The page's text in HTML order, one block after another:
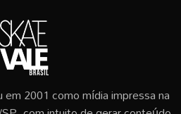
2001 como mídia impressa na